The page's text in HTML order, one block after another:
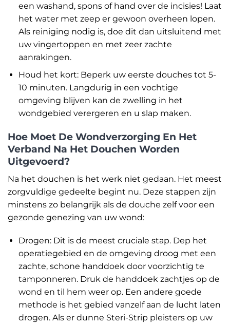
een washand, spons of hand over de incisies! Laat
het water met zeep er gewoon overheen lopen.
Als reiniging nodig is, doe dit dan uitsluitend met
uw vingertoppen en met zeer zachte
aanrakingen.
Houd het kort: Beperk uw eerste douches tot 5-
10 minuten. Langdurig in een vochtige
omgeving blijven kan de zwelling in het
wondgebied verergeren en u slap maken.
Hoe Moet De Wondverzorging En Het
Verband Na Het Douchen Worden
Uitgevoerd?
Na het douchen is het werk niet gedaan. Het meest
zorgvuldige gedeelte begint nu. Deze stappen zijn
minstens zo belangrijk als de douche zelf voor een
gezonde genezing van uw wond:
Drogen: Dit is de meest cruciale stap. Dep het
operatiegebied en de omgeving droog met een
zachte, schone handdoek door voorzichtig te
tamponneren. Druk de handdoek zachtjes op de
wond en til hem weer op. Een andere goede
methode is het gebied vanzelf aan de lucht laten
drogen. Als er dunne Steri-Strip pleisters op uw